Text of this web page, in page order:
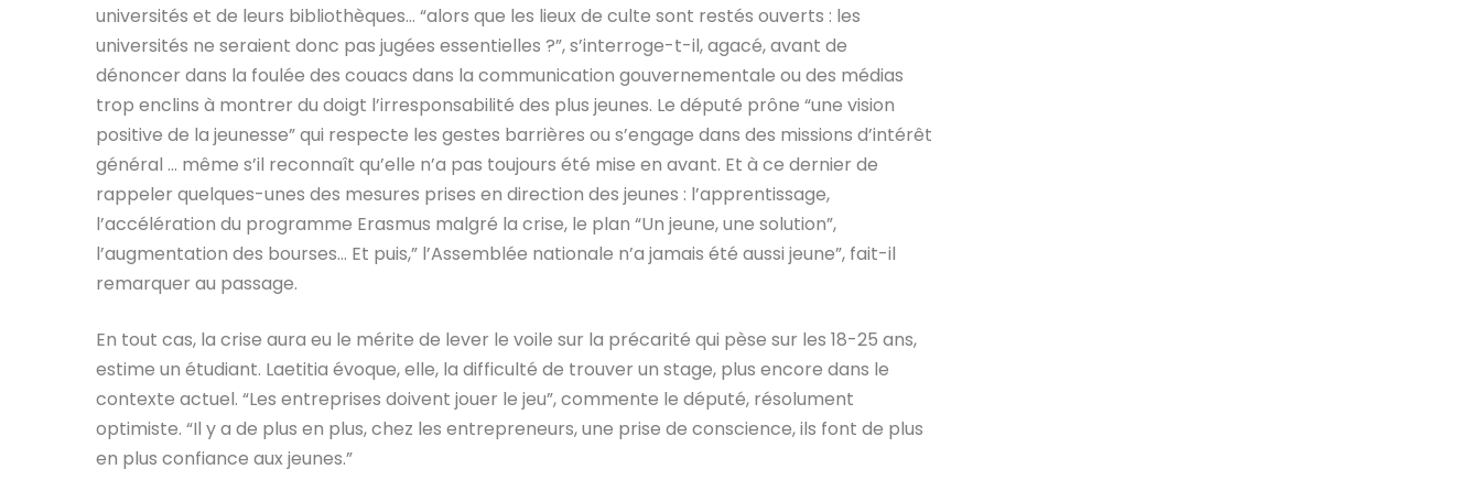
universités et de leurs bibliothèques… “alors que les lieux de culte sont restés ouverts : les
universités ne seraient donc pas jugées essentielles ?”, s’interroge-t-il, agacé, avant de
dénoncer dans la foulée des couacs dans la communication gouvernementale ou des médias
trop enclins à montrer du doigt l’irresponsabilité des plus jeunes. Le député prône “une vision
positive de la jeunesse” qui respecte les gestes barrières ou s’engage dans des missions d’intérêt
général … même s’il reconnaît qu’elle n’a pas toujours été mise en avant. Et à ce dernier de
rappeler quelques-unes des mesures prises en direction des jeunes : l’apprentissage,
l’accélération du programme Erasmus malgré la crise, le plan “Un jeune, une solution”,
l’augmentation des bourses… Et puis,” l’Assemblée nationale n’a jamais été aussi jeune”, fait-il
remarquer au passage.
En tout cas, la crise aura eu le mérite de lever le voile sur la précarité qui pèse sur les 18-25 ans,
estime un étudiant. Laetitia évoque, elle, la difficulté de trouver un stage, plus encore dans le
contexte actuel. “Les entreprises doivent jouer le jeu”, commente le député, résolument
optimiste. “Il y a de plus en plus, chez les entrepreneurs, une prise de conscience, ils font de plus
en plus confiance aux jeunes.”